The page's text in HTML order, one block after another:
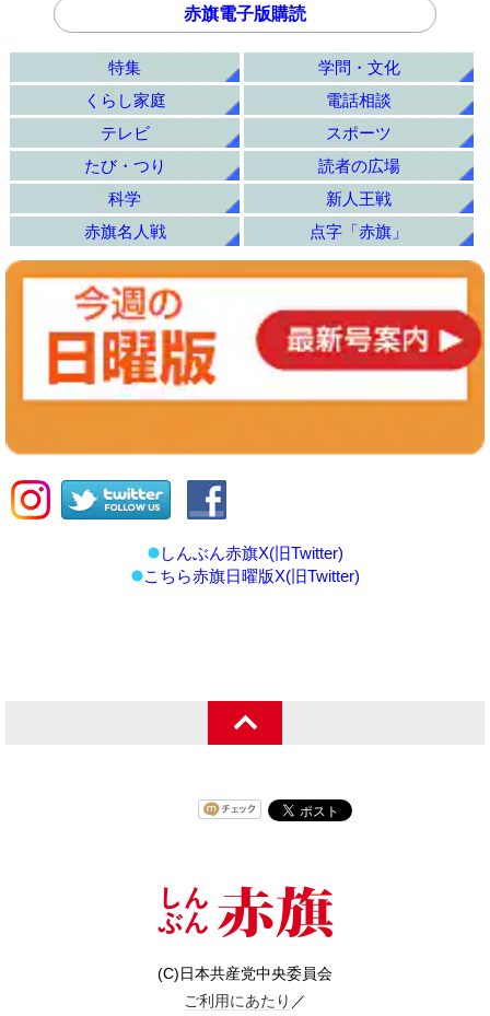
赤旗電子版購読
特集
学問・文化
くらし家庭
電話相談
テレビ
スポーツ
たび・つり
読者の広場
科学
新人王戦
赤旗名人戦
点字「赤旗」
しんぶん赤旗X(旧Twitter)
こちら赤旗日曜版X(旧Twitter)
(C)日本共産党中央委員会
ご利用にあたり ／